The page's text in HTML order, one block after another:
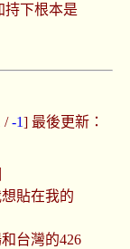
持下根本是
/-1] 最後更新：
貼在我的
台灣的426